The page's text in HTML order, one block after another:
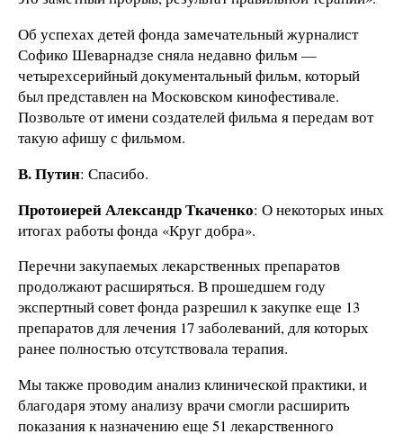
Об успехах детей фонда замечательный журналист
Софико Шеварнадзе сняла недавно фильм —
четырехсерийный документальный фильм, который
был представлен на Московском кинофестивале.
Позвольте от имени создателей фильма я передам вот
такую афишу с фильмом.
В. Путин: Спасибо.
Протоиерей Александр Ткаченко: О некоторых иных
итогах работы фонда «Круг добра».
Перечни закупаемых лекарственных препаратов
продолжают расширяться. В прошедшем году
экспертный совет фонда разрешил к закупке еще 13
препаратов для лечения 17 заболеваний, для которых
ранее полностью отсутствовала терапия.
Мы также проводим анализ клинической практики, и
благодаря этому анализу врачи смогли расширить
показания к назначению еще 51 лекарственного